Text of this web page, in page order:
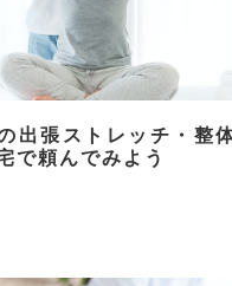
出張ストレッチ・整
で頼んでみよう